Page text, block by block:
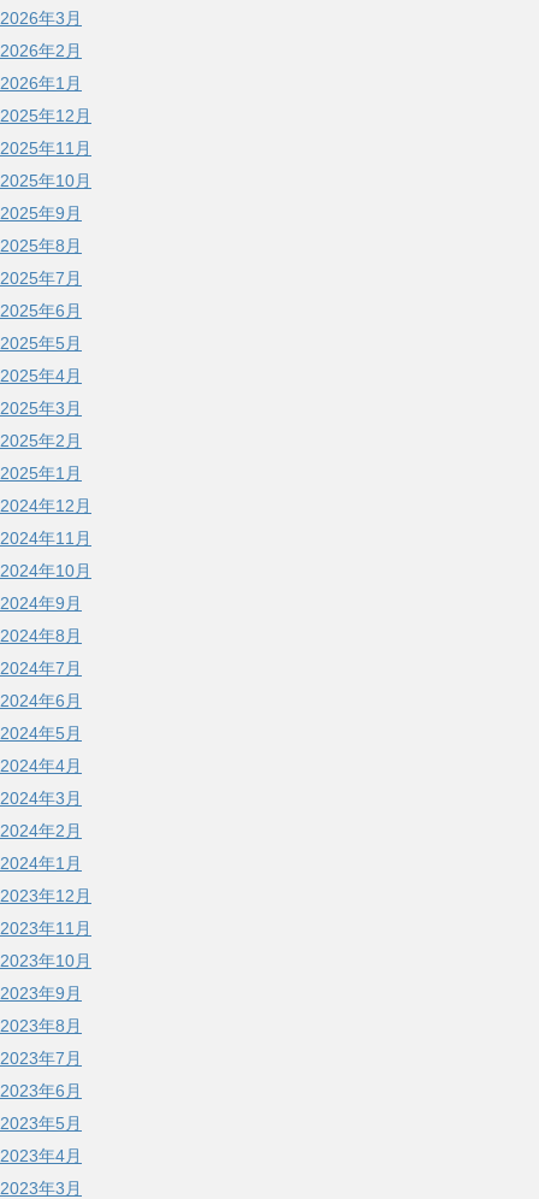
2026年3月
2026年2月
2026年1月
2025年12月
2025年11月
2025年10月
2025年9月
2025年8月
2025年7月
2025年6月
2025年5月
2025年4月
2025年3月
2025年2月
2025年1月
2024年12月
2024年11月
2024年10月
2024年9月
2024年8月
2024年7月
2024年6月
2024年5月
2024年4月
2024年3月
2024年2月
2024年1月
2023年12月
2023年11月
2023年10月
2023年9月
2023年8月
2023年7月
2023年6月
2023年5月
2023年4月
2023年3月